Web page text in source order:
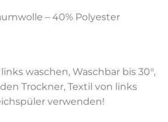
– 40% Polyester
waschen, Waschbar bis 30°,
Trockner, Textil von links
verwenden!